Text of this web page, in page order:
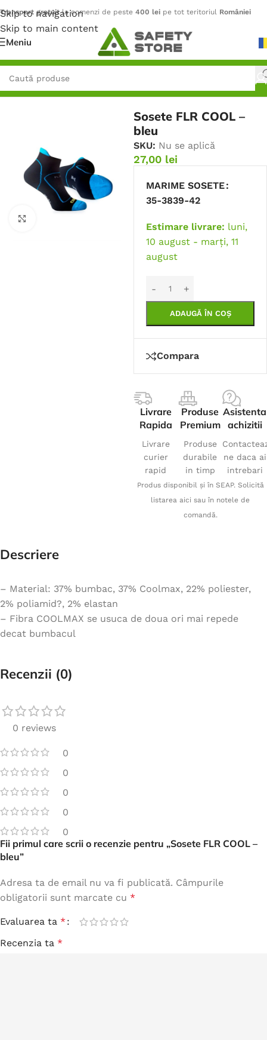
Skip to navigation
Skip to main content
Transport gratuitla comenzi de peste 400 lei pe tot teritoriul României
Meniu
Prima pagină/Încălțăminte
Sosete FLR COOL –
bleu
SKU: Nu se aplică
27,00 lei
MARIME SOSETE
35-3839-42
Estimare livrare: luni,
10 august - marți, 11
august
ADAUGĂ ÎN COȘ
Compara
Livrare
Rapida
Livrare
curier
rapid
Produse
Premium
Produse
durabile
in timp
Asistenta
achizitii
ne daca ai
intrebari
Produs disponibil și în SEAP. Solicită
listarea aici sau în notele de
comandă.
Descriere
– Material: 37% bumbac, 37% Coolmax, 22% poliester,
2% poliamid?, 2% elastan
– Fibra COOLMAX se usuca de doua ori mai repede
decat bumbacul
Recenzii (0)
0 reviews
0
0
0
0
0
Fii primul care scrii o recenzie pentru „Sosete FLR COOL –
bleu”
Adresa ta de email nu va fi publicată. Câmpurile
obligatorii sunt marcate cu *
Evaluarea ta *
Recenzia ta *